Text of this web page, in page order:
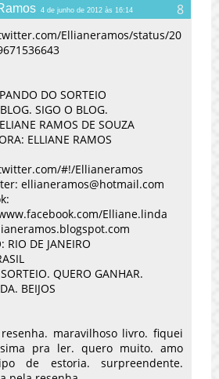
4 de junho de 2012 às 16:14
Ellianeramos/status/20
DO SORTEIO
SIGO O BLOG.
RAMOS DE SOUZA
ELLIANE RAMOS
#!/Ellianeramos
ellianeramos@hotmail.com
Elliane.linda
RIO DE JANEIRO
QUERO GANHAR.
BEIJOS
maravilhoso livro. fiquei
pra ler. quero muito. amo
de estoria. surpreendente.